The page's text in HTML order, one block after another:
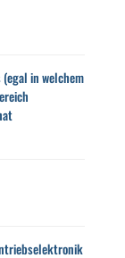
in welchem